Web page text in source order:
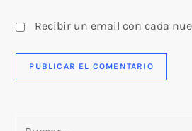
Recibir un email con cada